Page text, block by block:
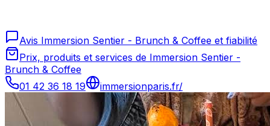
Avis Immersion Sentier - Brunch & Coffee et fiabilité
Prix, produits et services de Immersion Sentier -
Brunch & Coffee
01 42 36 18 19
immersionparis.fr/